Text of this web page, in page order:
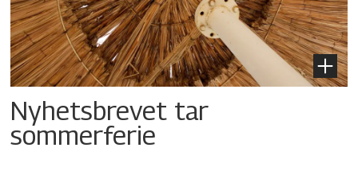
Nyhetsbrevet tar
sommerferie